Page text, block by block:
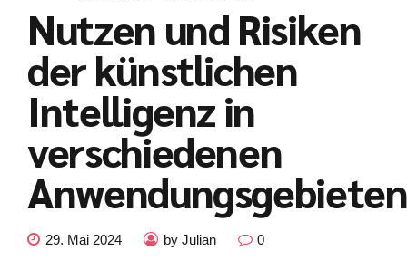
Nutzen und Risiken
der künstlichen
Intelligenz in
verschiedenen
Anwendungsgebieten
29. Mai 2024 by Julian 0
Kundenbewertungen und Erfahrungen zu
julian-funke.de